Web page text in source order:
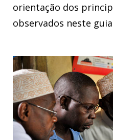
orientação dos
observados neste
Baixar
EN ES FR
quick_referenceReferências